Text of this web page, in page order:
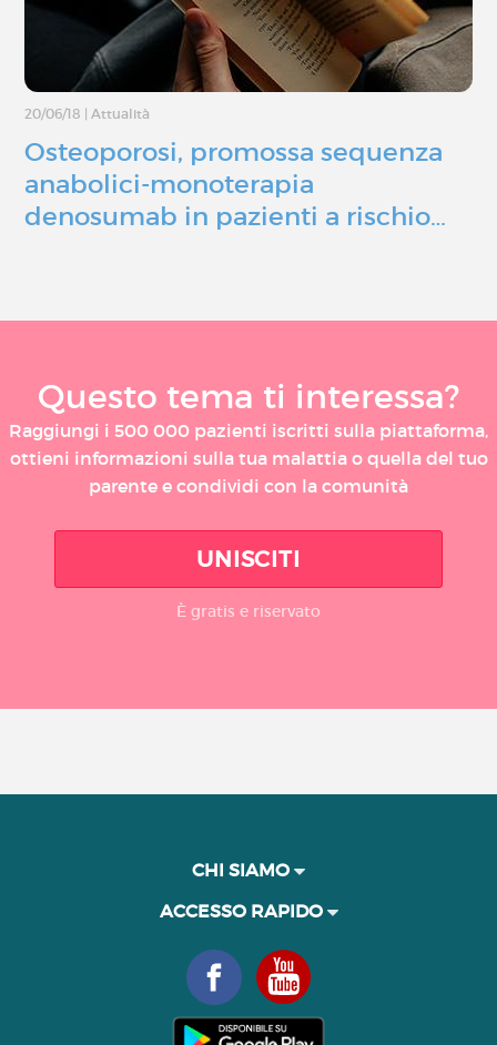
20/06/18 Attualità
Osteoporosi, promossa sequenza
anabolici-monoterapia
denosumab in pazienti a rischio…
Questo tema ti interessa?
Raggiungi i 500 000 pazienti iscritti sulla piattaforma,
ottieni informazioni sulla tua malattia o quella del tuo
parente e condividi con la comunità
UNISCITI
È gratis e riservato
CHI SIAMO
ACCESSO RAPIDO